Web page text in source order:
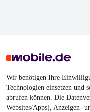
Wir benötigen Ihre
Technologien einsetzen und
abrufen können. Die
Websites/Apps), Anzeigen-